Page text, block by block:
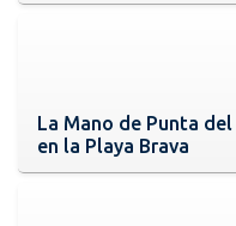
La Mano de Punta
en la Playa Brava